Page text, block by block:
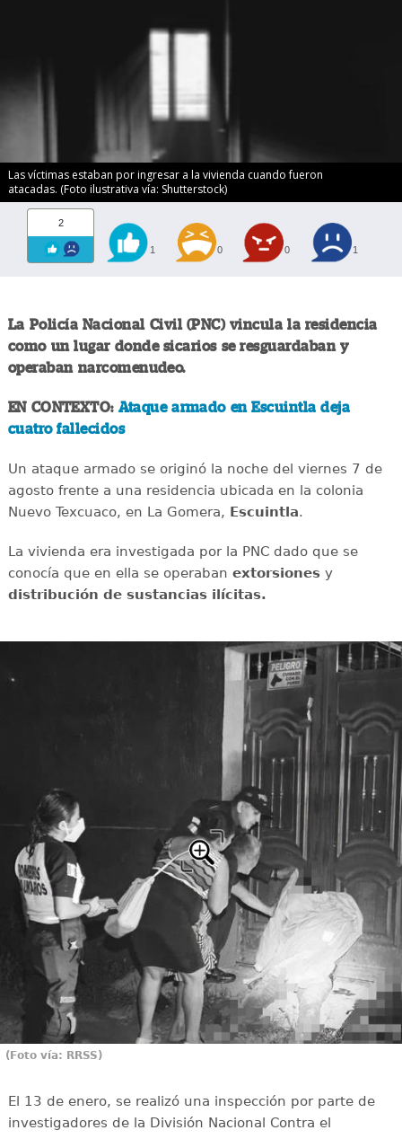
Las víctimas estaban por ingresar a la vivienda cuando fueron
atacadas. (Foto ilustrativa vía: Shutterstock)
2
1 0 0 1
La Policía Nacional Civil (PNC) vincula la residencia
como un lugar donde sicarios se resguardaban y
operaban narcomenudeo.
EN CONTEXTO: Ataque armado en Escuintla deja
cuatro fallecidos
Un ataque armado se originó la noche del viernes 7 de
agosto frente a una residencia ubicada en la colonia
Nuevo Texcuaco, en La Gomera, Escuintla.
La vivienda era investigada por la PNC dado que se
conocía que en ella se operaban extorsionesy
distribución de sustancias ilícitas.
(Foto vía: RRSS)
El 13 de enero, se realizó una inspección por parte de
investigadores de la División Nacional Contra el